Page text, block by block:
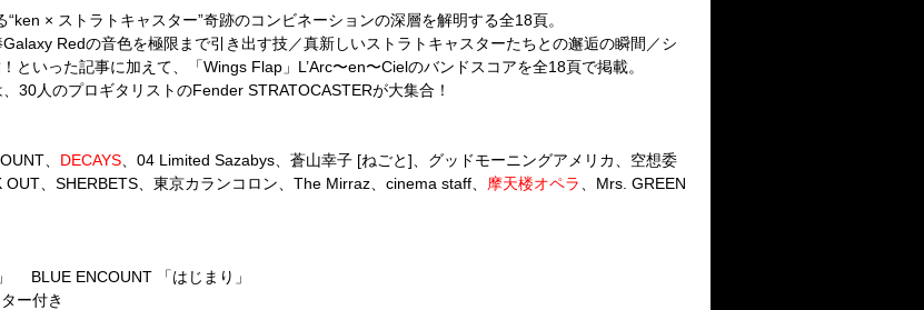
× ストラトキャスター”奇跡のコンビネーションの深層を解明する全18頁。
Redの音色を極限まで引き出す技／真新しいストラトキャスターたちとの邂逅の瞬間／シ
といった記事に加えて、「Wings Flap」L’Arc〜en〜Cielのバンドスコアを全18頁で掲載。
30人のプロギタリストのFender STRATOCASTERが大集合！
、 DECAYS 、04 Limited Sazabys、蒼山幸子 [ねごと]、グッドモーニングアメリカ、空想委
、SHERBETS、東京カランコロン、The Mirraz、cinema staff、 摩天楼オペラ
、Mrs. GREEN
BLUE ENCOUNT 「はじまり」
ー付き